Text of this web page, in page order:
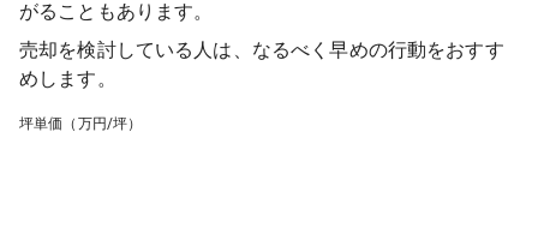
がることもあります。
売却を検討している人は、なるべく早めの行動をおすす
めします。
坪単価（万円/坪）